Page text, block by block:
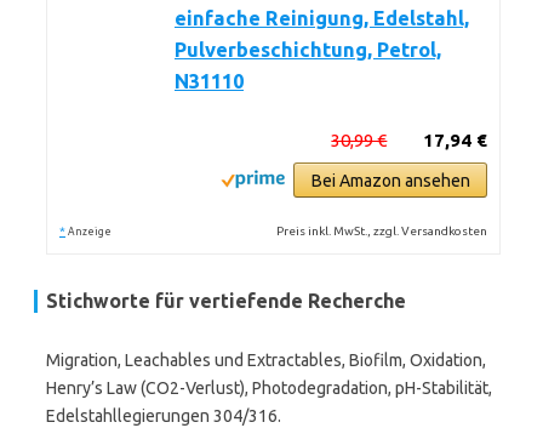
einfache Reinigung, Edelstahl,
Pulverbeschichtung, Petrol,
N31110
17,94 €
30,99 €
Bei Amazon ansehen
* Anzeige Preis inkl. MwSt., zzgl. Versandkosten
Stichworte für vertiefende Recherche
Migration, Leachables und Extractables, Biofilm, Oxidation,
Henry’s Law (CO2-Verlust), Photodegradation, pH-Stabilität,
Edelstahllegierungen 304/316.